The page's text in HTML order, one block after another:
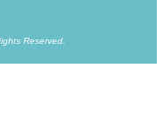
Reserved.